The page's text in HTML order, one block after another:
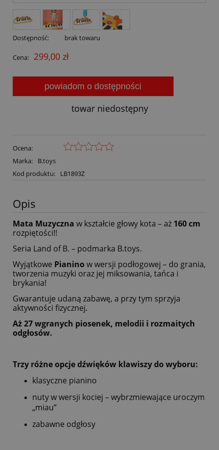
Dostępność: brak towaru
Cena: 299,00 zł
powiadom o dostępności
towar niedostępny
Ocena:
Marka:
B.toys
Kod produktu:
LB1893Z
Opis
Mata Muzyczna w kształcie głowy kota – aż 160 cm
rozpiętości!!
Seria Land of B. – podmarka B.toys.
Wyjątkowe Pianino w wersji podłogowej – do grania,
tworzenia muzyki oraz jej miksowania, tańca i
brykania!
Gwarantuje udaną zabawę, a przy tym sprzyja
aktywności fizycznej.
Aż 27 wgranych piosenek, melodii i rozmaitych
odgłosów.
Trzy różne opcje dźwięków klawiszy do wyboru:
klasyczne pianino
nuty w wersji kociej – wybrzmiewające uroczym
„miau”
zabawne odgłosy